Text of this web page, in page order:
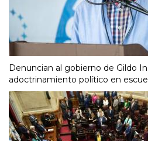
Denuncian al gobierno de Gildo
adoctrinamiento político en